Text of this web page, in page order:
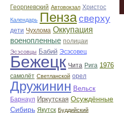
Георгиевский Автовокзал Христос
Календарь Пензасверху
дети Чухлома Оккупация
военопленные полицаи
Эсэсовцы Бабий Эсэсовец
Бежецк Чита Рига 1976
самолёт Светланской орел
Дружинин Вельск
Барнаул Иркутская Осуждённые
Сибирь Якутск Буддийский